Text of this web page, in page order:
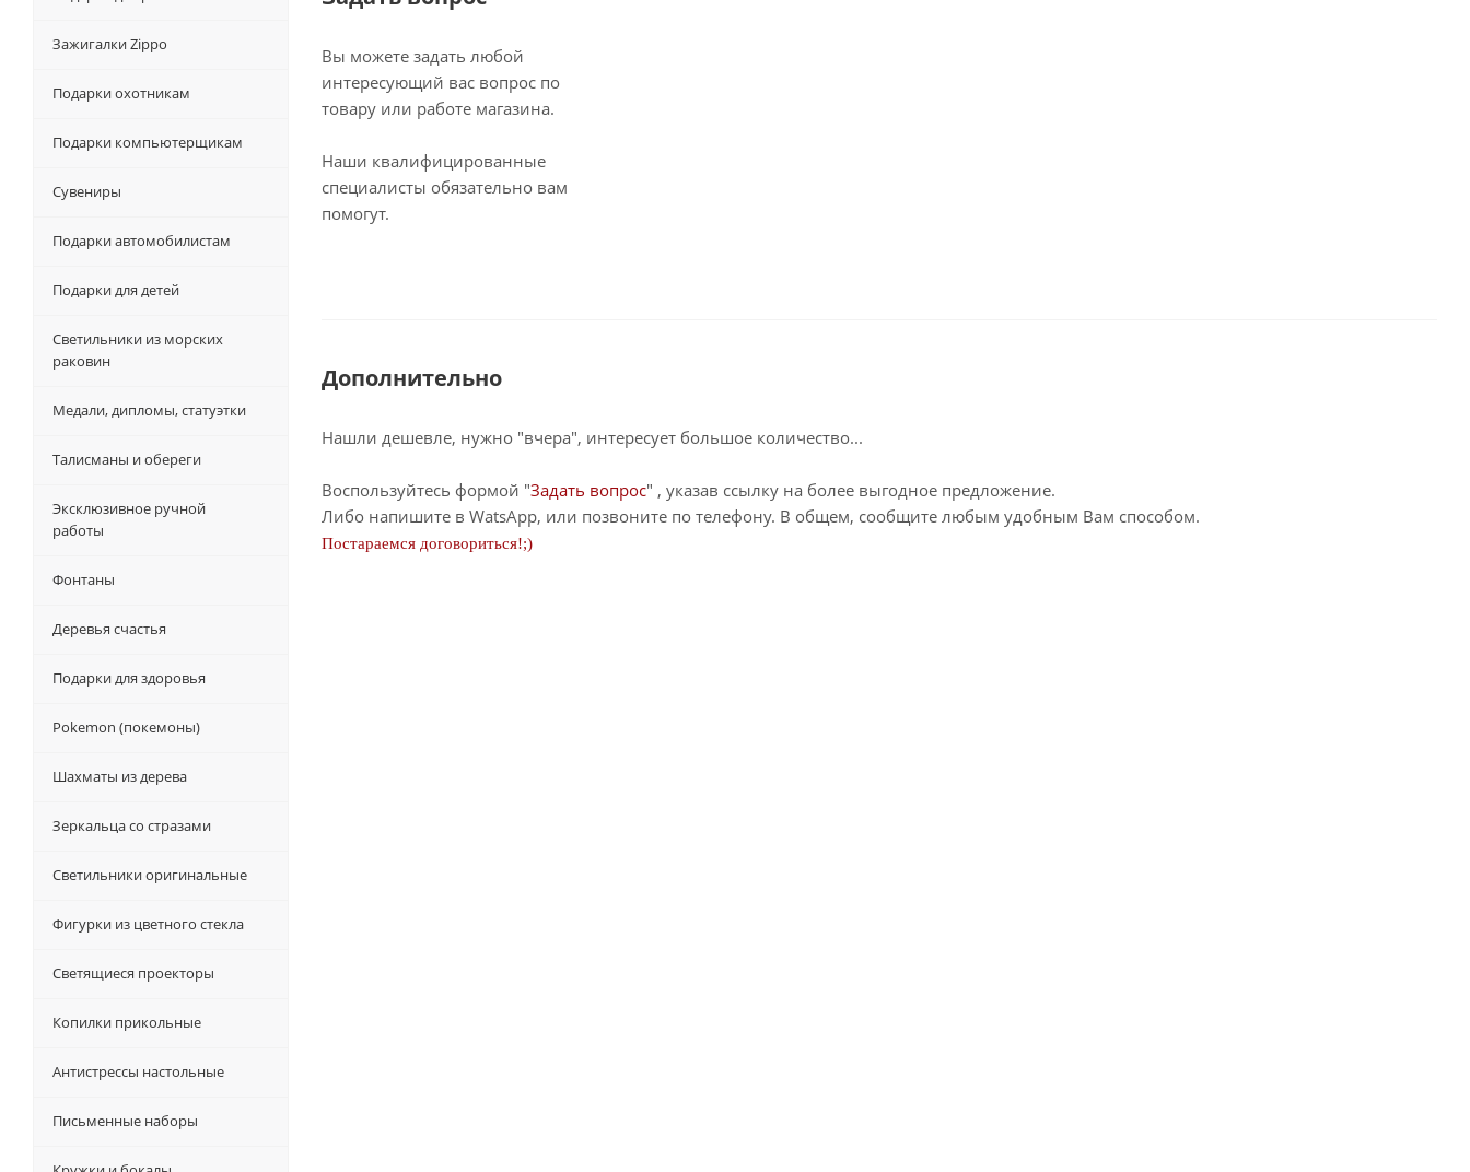
Вы можете задать любой
интересующий вас вопрос по
товару или работе магазина.
Наши квалифицированные
специалисты обязательно вам
помогут.
Дополнительно
Нашли дешевле, нужно "вчера", интересует большое количество...
Воспользуйтесь формой "Задать вопрос" , указав ссылку на более выгодное предложение.
Либо напишите в WatsApp, или позвоните по телефону. В общем, сообщите любым удобным Вам способом.
Постараемся договориться!;)
Зажигалки Zippo
Подарки охотникам
Подарки компьютерщикам
Сувениры
Подарки автомобилистам
Подарки для детей
Светильники из морских
раковин
Медали, дипломы, статуэтки
Талисманы и обереги
Эксклюзивное ручной
работы
Фонтаны
Деревья счастья
Подарки для здоровья
Pokemon (покемоны)
Шахматы из дерева
Зеркальца со стразами
Светильники оригинальные
Фигурки из цветного стекла
Светящиеся проекторы
Копилки прикольные
Антистрессы настольные
Письменные наборы